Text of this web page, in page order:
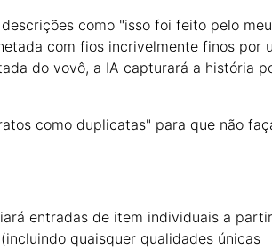
como "isso foi feito pelo meu
com fios incrivelmente finos por
do vovô, a IA capturará a história
como duplicatas" para que não
entradas de item individuais a
quaisquer qualidades únicas